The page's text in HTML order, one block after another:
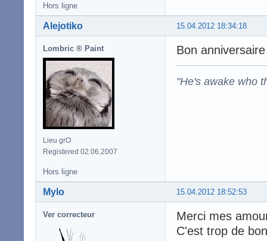
Hors ligne
15.04.2012 18:34:18
Alejotiko
Lombric ® Paint
Lieu grO
Registered 02.06.2007
Bon
"He's awake who
Hors ligne
15.04.2012 18:52:53
Mylo
Ver correcteur
Merci mes
C'est trop de